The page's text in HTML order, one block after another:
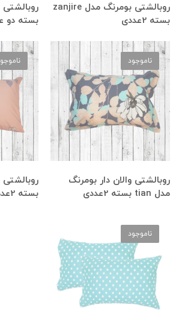
روبالشتی بومرنگ مدل zanjire
بسته 2عددی
بسته دو
روبالشتی والان دار بومرنگ
مدل tian بسته 2عددی
ناموجود
بسته 2عددی
ناموجود